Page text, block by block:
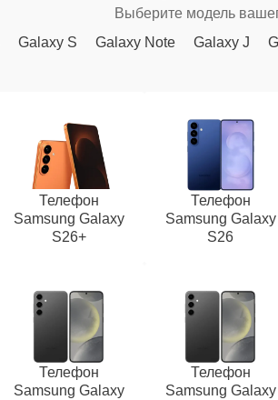
Выберите модель
Galaxy S Galaxy Note Galaxy J
Телефон
Samsung Galaxy
S26+
Телефон
Samsung Galaxy
S26
Телефон
Samsung Galaxy
Телефон
Samsung Galaxy